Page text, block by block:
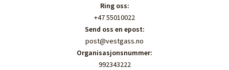
Ring oss:
+47 55010022
Send oss en epost:
post@vestgass.no
Organisasjonsnummer:
992343222